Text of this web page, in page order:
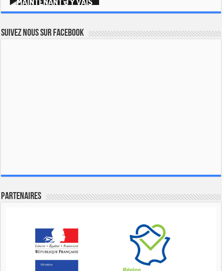
Suivez nous sur Facebook
Partenaires